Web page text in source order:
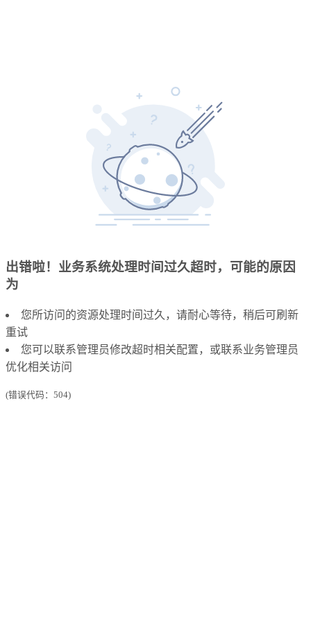
出错啦！业务系统处理时间过久超时，可能的原因
为
您所访问的资源处理时间过久，请耐心等待，稍后可刷新
重试
您可以联系管理员修改超时相关配置，或联系业务管理员
优化相关访问
(错误代码：504)